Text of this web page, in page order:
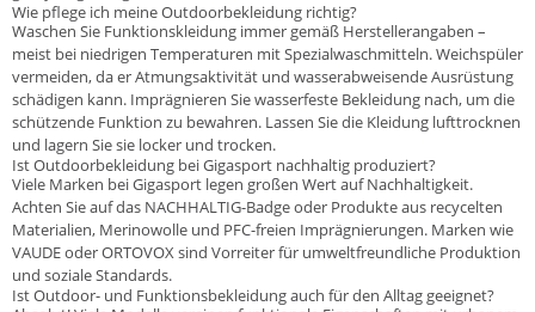
Wie pflege ich meine Outdoorbekleidung richtig?
Waschen Sie Funktionskleidung immer gemäß Herstellerangaben –
meist bei niedrigen Temperaturen mit Spezialwaschmitteln. Weichspüler
vermeiden, da er Atmungsaktivität und wasserabweisende Ausrüstung
schädigen kann. Imprägnieren Sie wasserfeste Bekleidung nach, um die
schützende Funktion zu bewahren. Lassen Sie die Kleidung lufttrocknen
und lagern Sie sie locker und trocken.
Ist Outdoorbekleidung bei Gigasport nachhaltig produziert?
Viele Marken bei Gigasport legen großen Wert auf Nachhaltigkeit.
Achten Sie auf das NACHHALTIG-Badge oder Produkte aus recycelten
Materialien, Merinowolle und PFC-freien Imprägnierungen. Marken wie
VAUDE oder ORTOVOX sind Vorreiter für umweltfreundliche Produktion
und soziale Standards.
Ist Outdoor- und Funktionsbekleidung auch für den Alltag geeignet?